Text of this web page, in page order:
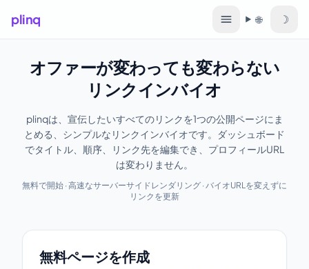
plinq 🌐
言語 ☽
オファーが変わっても変わらない
リンクインバイオ
plinqは、宣伝したいすべてのリンクを1つの公開ページにま
とめる、シンプルなリンクインバイオです。ダッシュボード
でタイトル、順序、リンク先を編集でき、プロフィールURL
は変わりません。
無料で開始 · 高速なサーバーサイドレンダリング · バイオURLを変えずに
リンクを更新
無料ページを作成
無料ページを作成